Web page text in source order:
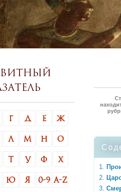
Г Д Е Ж
Л М Н О
Т У Ф Х
Ю Я 0-9 A-Z